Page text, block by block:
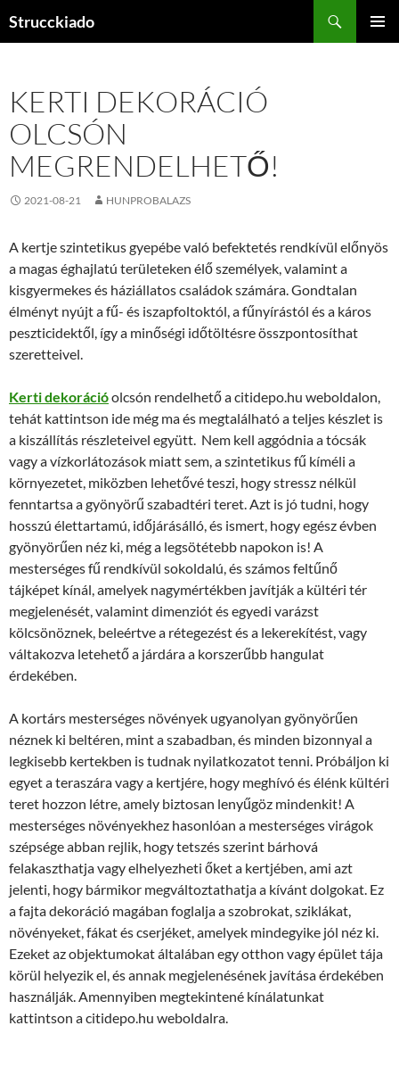
Strucckiado
KERTI DEKORÁCIÓ
OLCSÓN
MEGRENDELHETŐ!
2021-08-21 HUNPROBALAZS
A kertje szintetikus gyepébe való befektetés rendkívül előnyös
a magas éghajlatú területeken élő személyek, valamint a
kisgyermekes és háziállatos családok számára. Gondtalan
élményt nyújt a fű- és iszapfoltoktól, a fűnyírástól és a káros
peszticidektől, így a minőségi időtöltésre összpontosíthat
szeretteivel.
Kerti dekorációolcsón rendelhető a citidepo.hu weboldalon,
tehát kattintson ide még ma és megtalálható a teljes készlet is
a kiszállítás részleteivel együtt. Nem kell aggódnia a tócsák
vagy a vízkorlátozások miatt sem, a szintetikus fű kíméli a
környezetet, miközben lehetővé teszi, hogy stressz nélkül
fenntartsa a gyönyörű szabadtéri teret. Azt is jó tudni, hogy
hosszú élettartamú, időjárásálló, és ismert, hogy egész évben
gyönyörűen néz ki, még a legsötétebb napokon is! A
mesterséges fű rendkívül sokoldalú, és számos feltűnő
tájképet kínál, amelyek nagymértékben javítják a kültéri tér
megjelenését, valamint dimenziót és egyedi varázst
kölcsönöznek, beleértve a rétegezést és a lekerekítést, vagy
váltakozva letehető a járdára a korszerűbb hangulat
érdekében.
A kortárs mesterséges növények ugyanolyan gyönyörűen
néznek ki beltéren, mint a szabadban, és minden bizonnyal a
legkisebb kertekben is tudnak nyilatkozatot tenni. Próbáljon ki
egyet a teraszára vagy a kertjére, hogy meghívó és élénk kültéri
teret hozzon létre, amely biztosan lenyűgöz mindenkit! A
mesterséges növényekhez hasonlóan a mesterséges virágok
szépsége abban rejlik, hogy tetszés szerint bárhová
felakaszthatja vagy elhelyezheti őket a kertjében, ami azt
jelenti, hogy bármikor megváltoztathatja a kívánt dolgokat. Ez
a fajta dekoráció magában foglalja a szobrokat, sziklákat,
növényeket, fákat és cserjéket, amelyek mindegyike jól néz ki.
Ezeket az objektumokat általában egy otthon vagy épület tája
körül helyezik el, és annak megjelenésének javítása érdekében
használják. Amennyiben megtekintené kínálatunkat
kattintson a citidepo.hu weboldalra.